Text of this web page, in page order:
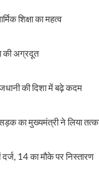
शिक्षा का महत्व
की अग्रदूत
की दिशा में बढ़े कदम
का मुख्यमंत्री ने लिया
14 का मौके पर निस्तारण